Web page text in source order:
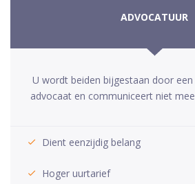
ADVOCATUUR
U wordt beiden bijgestaan door
advocaat en communiceert niet
Dient eenzijdig belang
Hoger uurtarief